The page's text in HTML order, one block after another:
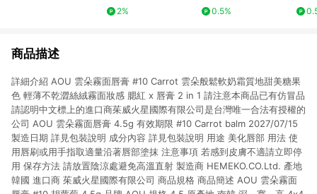
色 (官方直營)
2%
0.5%
商品描述
詳細介紹 AOU 雲朵霧面唇膏 #10 Carrot 雲朵般鬆軟奶霜質地甜美糖果
色 輕薄不乾澀絲絨霧面妝感 腮紅 x 唇膏 2 in 1 請注意本商品已有仿冒品
請認明中文標上的進口商茱威火星國際有限公司是台灣唯一合法有授權的
公司 AOU 雲朵霧面唇膏 4.5g 有效期限 #10 Carrot balm 2027/07/15
製造日期 詳見包裝說明 成分內容 詳見包裝說明 用途 美化唇部 用法 使
用唇刷或用手指取適量沿著唇部塗抹 注意事項 若感到皮膚不適請立即停
用 保存方法 請放置陰涼處避免高溫直射 製造商 HEMEKO.CO.Ltd. 產地
韓國 進口商 茱威火星國際有限公司 商品規格 商品簡述 AOU 雲朵霧面